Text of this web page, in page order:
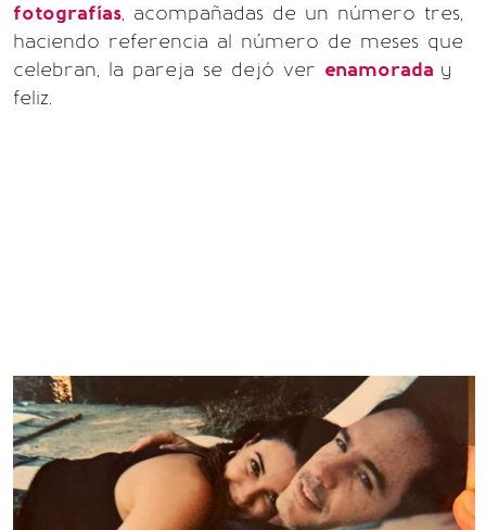
fotografías, acompañadas de un número tres,
haciendo referencia al número de meses que
celebran, la pareja se dejó ver enamorada y
feliz.